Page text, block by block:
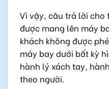
Vì vậy, câu trả lời cho
được mang lên máy
khách không được
máy bay dưới bất kỳ
hành lý xách tay,
theo người.